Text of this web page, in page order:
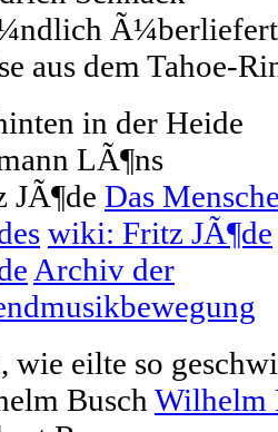
Ã¼berliefert
aus dem Tahoe-
in der Heide
LÃ¶ns
JÃ¶de Das
wiki: Fritz JÃ¶de
Archiv der
wie eilte so
Busch Wilhelm